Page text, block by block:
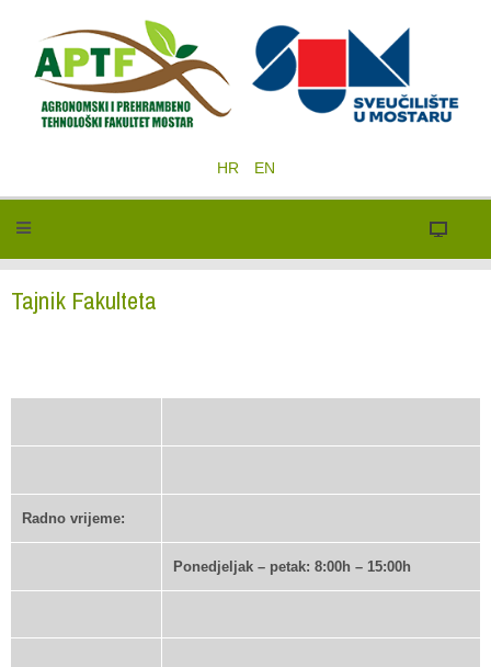
HR EN
Tajnik Fakulteta
Radno vrijeme:
Ponedjeljak – petak: 8:00h – 15:00h